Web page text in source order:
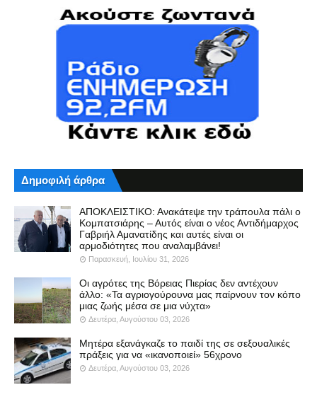
Δημοφιλή άρθρα
ΑΠΟΚΛΕΙΣΤΙΚΟ: Ανακάτεψε την τράπουλα πάλι ο
Κομπατσιάρης – Αυτός είναι ο νέος Αντιδήμαρχος
Γαβριήλ Αμανατίδης και αυτές είναι οι
αρμοδιότητες που αναλαμβάνει!
Παρασκευή, Ιουλίου 31, 2026
Οι αγρότες της Βόρειας Πιερίας δεν αντέχουν
άλλο: «Τα αγριογούρουνα μας παίρνουν τον κόπο
μιας ζωής μέσα σε μια νύχτα»
Δευτέρα, Αυγούστου 03, 2026
Μητέρα εξανάγκαζε το παιδί της σε σεξουαλικές
πράξεις για να «ικανοποιεί» 56χρονο
Δευτέρα, Αυγούστου 03, 2026